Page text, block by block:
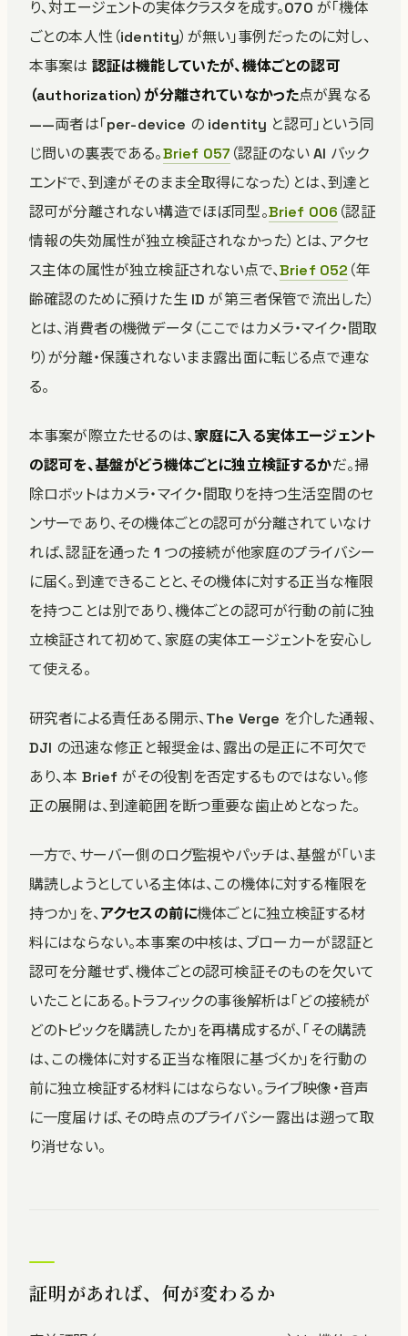
り、対エージェントの実体クラスタを成す。070 が「機体
ごとの本人性（identity）が無い」事例だったのに対し、
本事案は 認証は機能していたが、機体ごとの認可
（authorization）が分離されていなかった点が異なる
——両者は「per-device の identity と認可」という同
じ問いの裏表である。Brief 057 （認証のない AI バック
エンドで、到達がそのまま全取得になった）とは、到達と
認可が分離されない構造でほぼ同型。Brief 006 （認証
情報の失効属性が独立検証されなかった）とは、アクセ
ス主体の属性が独立検証されない点で、Brief 052 （年
齢確認のために預けた生 ID が第三者保管で流出した）
とは、消費者の機微データ（ここではカメラ・マイク・間取
り）が分離・保護されないまま露出面に転じる点で連な
る。
本事案が際立たせるのは、家庭に入る実体エージェント
の認可を、基盤がどう機体ごとに独立検証するかだ。掃
除ロボットはカメラ・マイク・間取りを持つ生活空間のセ
ンサーであり、その機体ごとの認可が分離されていなけ
れば、認証を通った 1 つの接続が他家庭のプライバシー
に届く。到達できることと、その機体に対する正当な権限
を持つことは別であり、機体ごとの認可が行動の前に独
立検証されて初めて、家庭の実体エージェントを安心し
て使える。
研究者による責任ある開示、The Verge を介した通報、
DJI の迅速な修正と報奨金は、露出の是正に不可欠で
あり、本 Brief がその役割を否定するものではない。修
正の展開は、到達範囲を断つ重要な歯止めとなった。
一方で、サーバー側のログ監視やパッチは、基盤が「いま
購読しようとしている主体は、この機体に対する権限を
持つか」を、アクセスの前に機体ごとに独立検証する材
料にはならない。本事案の中核は、ブローカーが認証と
認可を分離せず、機体ごとの認可検証そのものを欠いて
いたことにある。トラフィックの事後解析は「どの接続が
どのトピックを購読したか」を再構成するが、「その購読
は、この機体に対する正当な権限に基づくか」を行動の
前に独立検証する材料にはならない。ライブ映像・音声
に一度届けば、その時点のプライバシー露出は遡って取
り消せない。
証明があれば、何が変わるか